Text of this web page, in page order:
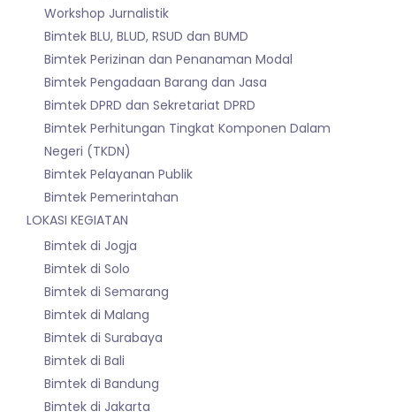
Workshop Jurnalistik
Bimtek BLU, BLUD, RSUD dan BUMD
Bimtek Perizinan dan Penanaman Modal
Bimtek Pengadaan Barang dan Jasa
Bimtek DPRD dan Sekretariat DPRD
Bimtek Perhitungan Tingkat Komponen Dalam
Negeri (TKDN)
Bimtek Pelayanan Publik
Bimtek Pemerintahan
LOKASI KEGIATAN
Bimtek di Jogja
Bimtek di Solo
Bimtek di Semarang
Bimtek di Malang
Bimtek di Surabaya
Bimtek di Bali
Bimtek di Bandung
Bimtek di Jakarta